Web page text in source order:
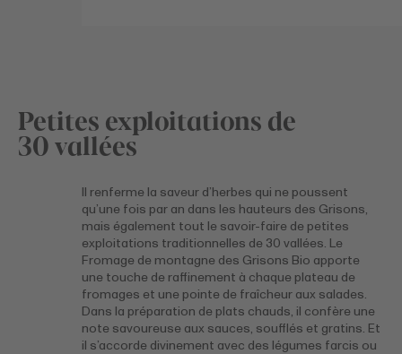
Petites exploitations de
30 vallées
Il renferme la saveur d’herbes qui ne poussent
qu’une fois par an dans les hauteurs des Grisons,
mais également tout le savoir-faire de petites
exploitations traditionnelles de 30 vallées. Le
Fromage de montagne des Grisons Bio apporte
une touche de raffinement à chaque plateau de
fromages et une pointe de fraîcheur aux salades.
Dans la préparation de plats chauds, il confère une
note savoureuse aux sauces, soufflés et gratins. Et
il s’accorde divinement avec des légumes farcis ou